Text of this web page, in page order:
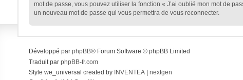
mot de passe, vous pouvez utiliser la fonction « J’ai oublié mon mot de
un nouveau mot de passe qui vous permettra de vous reconnecter.
Développé par phpBB® Forum Software © phpBB Limited
Traduit par phpBB-fr.com
Style we_universal created by INVENTEA| nextgen